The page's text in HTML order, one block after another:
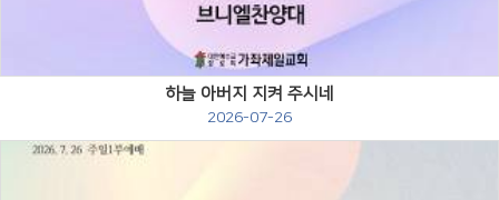
하늘 아버지 지켜 주시네
2026-07-26